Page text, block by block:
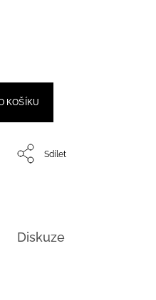
KOŠÍKU
Sdílet
Diskuze